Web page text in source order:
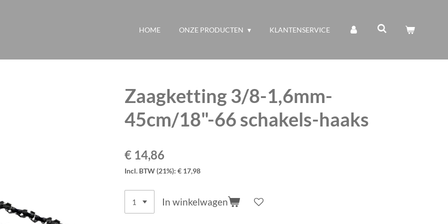
HOME ONZE PRODUCTEN KLANTENSERVICE
Zaagketting 3/8-1,6mm-
45cm/18"-66 schakels-haaks
€ 14,86
Incl. BTW (21%): € 17,98
In winkelwagen